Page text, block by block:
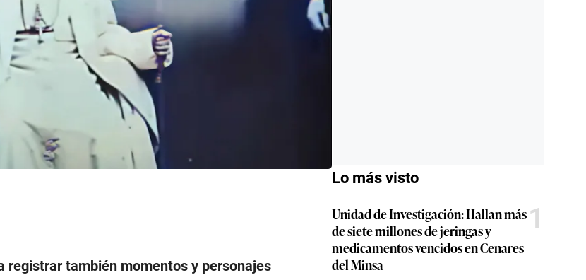
registrar también momentos y personajes
Lo más visto
Unidad de Investigación: Hallan más
de siete millones de jeringas y
medicamentos vencidos en Cenares
del Minsa
1